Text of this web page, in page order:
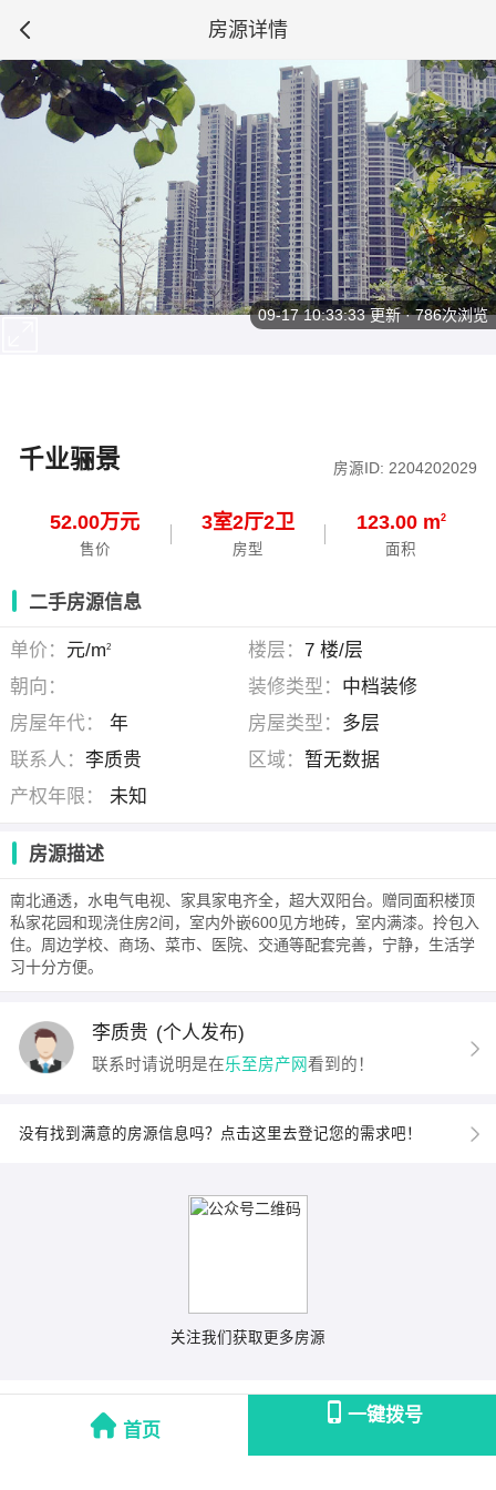
房源详情
千业骊景 房源ID: 2204202029
52.00万元
售价
3室2厅2卫
房型
123.00 m2
面积
首页
一键拨号
09-17 10:33:33更新 · 786次浏览
二手房源信息
单价： 元/m2 楼层： 7 楼/层
朝向：
装修类型： 中档装修
房屋年代：
年 房屋类型： 多层
联系人：李质贵 区域： 暂无数据
产权年限：
未知
房源描述
南北通透，水电气电视、家具家电齐全，超大双阳台。赠同面积楼顶
私家花园和现浇住房2间，室内外嵌600见方地砖，室内满漆。拎包入
住。周边学校、商场、菜市、医院、交通等配套完善，宁静，生活学
习十分方便。
李质贵 (个人发布)
联系时请说明是在乐至房产网看到的！
没有找到满意的房源信息吗？点击这里去登记您的需求吧！
关注我们获取更多房源